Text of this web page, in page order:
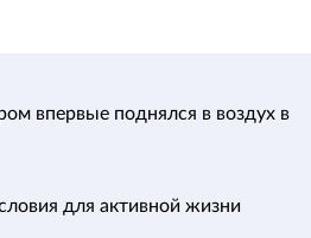
впервые поднялся в воздух в
для активной жизни